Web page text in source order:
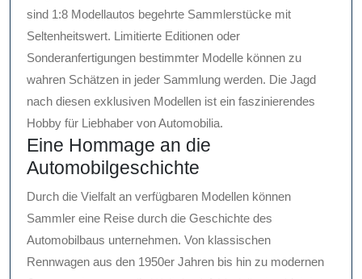
sind 1:8 Modellautos begehrte Sammlerstücke mit
Seltenheitswert. Limitierte Editionen oder
Sonderanfertigungen bestimmter Modelle können zu
wahren Schätzen in jeder Sammlung werden. Die Jagd
nach diesen exklusiven Modellen ist ein faszinierendes
Hobby für Liebhaber von Automobilia.
Eine Hommage an die
Automobilgeschichte
Durch die Vielfalt an verfügbaren Modellen können
Sammler eine Reise durch die Geschichte des
Automobilbaus unternehmen. Von klassischen
Rennwagen aus den 1950er Jahren bis hin zu modernen